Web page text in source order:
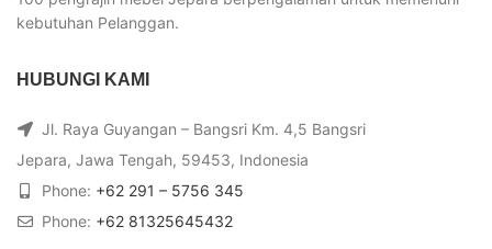
kebutuhan Pelanggan.
HUBUNGI KAMI
Jl. Raya Guyangan – Bangsri Km. 4,5 Bangsri
Jepara, Jawa Tengah, 59453, Indonesia
Phone: +62 291 – 5756 345
Phone: +62 81325645432